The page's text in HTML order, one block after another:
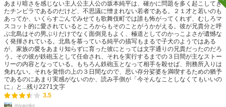
あまり暗さを感じない主人公主人公の坂本純平は、確かに問題を多く起こしてき
たチンピラであるのだけど、不思議に憎まれない若者である。２１才と若いのも
あってか、いくらすごんでみせても歌舞伎町では誰も怖がってくれず、むしろマ
スコット的に愛されているところからもそのことがうかがえる。彼が兄貴分と呼
ぶ北島はその男ぶりだけでなく面倒見もよく、極道としてのかっこよさが遺憾な
く発揮されている。北島を慕っている純平の描写もまるで子犬のようではある
が、家族の愛をあまり知らずに育った彼にとっては文字通りの兄貴だったのだろ
う。その彼が鉄砲玉として任命され、それを実行するまでの３日間が主なストー
リーの内容となっている。もちろん鉄砲玉となって相手を殺せば、刑務所入りは
免れない。それを覚悟の上の３日間なので、思い存分娑婆を満喫するための猶予
であるのにあまり実感がないのか、読み手側が「今そんなことしなくてもいいの
に」と...残り 2271文字
3.5
miyayoko